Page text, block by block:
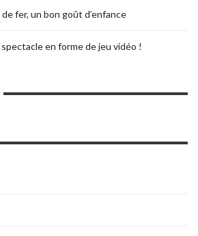
fer, un bon goût d’enfance
en forme de jeu vidéo !